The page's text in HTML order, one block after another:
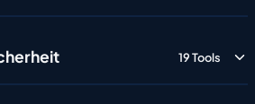
19 Tools